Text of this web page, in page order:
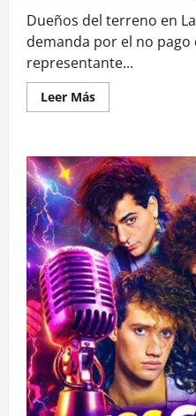
Dueños del terreno en
demanda por el no pago
representante...
Leer MásLeer
más
desalojarán
parcela
donde
mujer
cuida
más
de
300
perros